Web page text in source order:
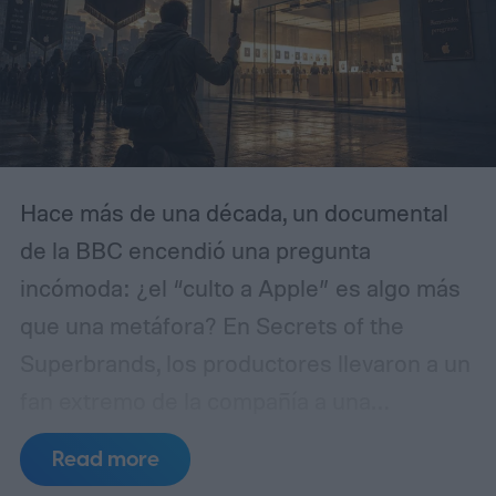
Hace más de una década, un documental
de la BBC encendió una pregunta
incómoda: ¿el “culto a Apple” es algo más
que una metáfora? En Secrets of the
resonancia magnética y compararon sus
reacciones cerebrales al ver productos de
Read more